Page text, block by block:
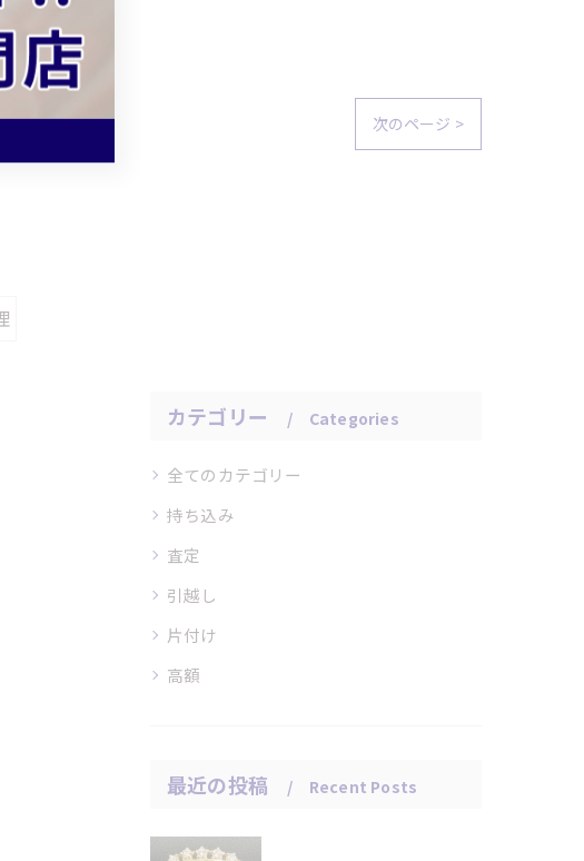
次のページ >
カテゴリー Categories
全てのカテゴリー
持ち込み
査定
引越し
片付け
高額
最近の投稿 Recent Posts